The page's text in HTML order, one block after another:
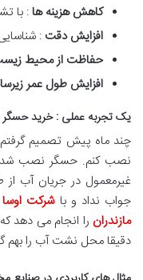
کاهش هزینه ها: با
افزایش دقت :
حفاظت از محیط
افزایش طول عمر
یک تجربه عملی : خرید
چند ماه پیش تصمیم
نصب کنم. حسگر نصب شده
غیرمعمول در جریان آب از
جواب نداد و باشرکت اوسا
مازندران را انجام می دهد
دقیقا محل نشت آب را بهم